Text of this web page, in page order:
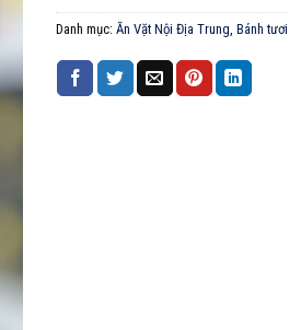
Danh mục: Ăn Vặt Nội Địa Trung Bánh tươi